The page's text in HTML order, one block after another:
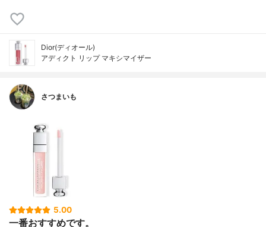
Dior(ディオール)
アディクト リップ マキシマイザー
さつまいも
5.00
一番おすすめです。